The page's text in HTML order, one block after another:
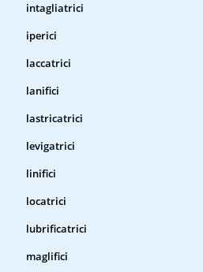
intagliatrici
iperici
laccatrici
lanifici
lastricatrici
levigatrici
linifici
locatrici
lubrificatrici
maglifici